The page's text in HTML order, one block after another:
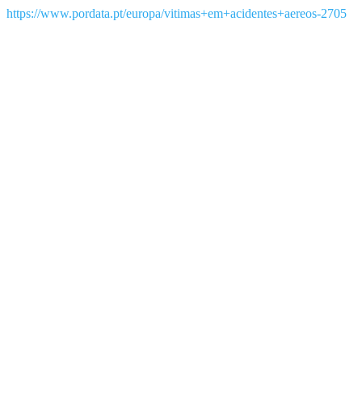
https://www.pordata.pt/europa/vitimas+em+acidentes+aereos-2705